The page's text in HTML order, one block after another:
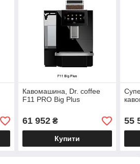
Кавомашина, Dr. coffee
F11 PRO Big Plus
61 952₴
Купити
55